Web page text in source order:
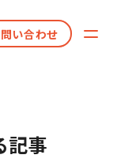
い合わせ
記事